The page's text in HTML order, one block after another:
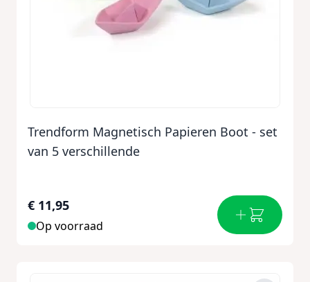
Trendform Magnetisch Papieren Boot - set
van 5 verschillende
€ 11,95
Op voorraad